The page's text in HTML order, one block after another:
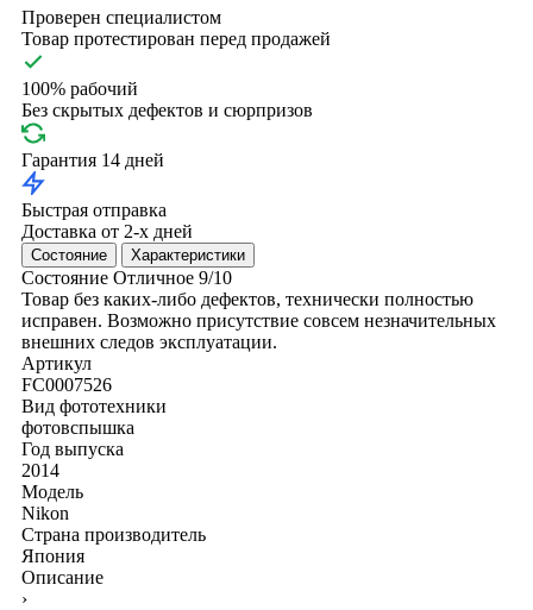
Проверен специалистом
Товар протестирован перед продажей
100% рабочий
Без скрытых дефектов и сюрпризов
Гарантия 14 дней
Быстрая отправка
Доставка от 2-х дней
Состояние Характеристики
Состояние Отличное 9/10
Товар без каких-либо дефектов, технически полностью
исправен. Возможно присутствие совсем незначительных
внешних следов эксплуатации.
Артикул
FC0007526
Вид фототехники
фотовспышка
Год выпуска
2014
Модель
Nikon
Страна производитель
Япония
Описание
›